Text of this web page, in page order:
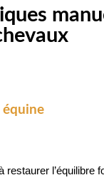
équine
restaurer l’équilibre